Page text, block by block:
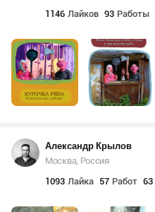
1146 Лайков 93 Работы
Александр Крылов
Москва, Россия
1093 Лайка 57 Работ 63